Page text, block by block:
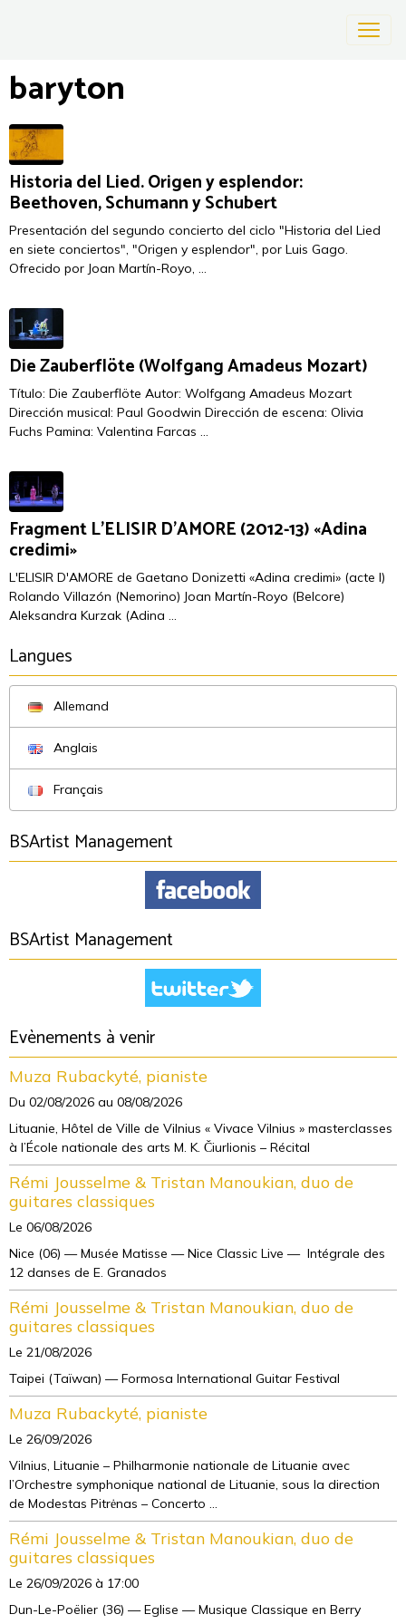
baryton
Historia del Lied. Origen y esplendor:
Beethoven, Schumann y Schubert
Presentación del segundo concierto del ciclo "Historia del Lied
en siete conciertos", "Origen y esplendor", por Luis Gago.
Ofrecido por Joan Martín-Royo, ...
Die Zauberflöte (Wolfgang Amadeus Mozart)
Título: Die Zauberflöte Autor: Wolfgang Amadeus Mozart
Dirección musical: Paul Goodwin Dirección de escena: Olivia
Fuchs Pamina: Valentina Farcas ...
Fragment L'ELISIR D'AMORE (2012-13) «Adina
credimi»
L'ELISIR D'AMORE de Gaetano Donizetti «Adina credimi» (acte I)
Rolando Villazón (Nemorino) Joan Martín-Royo (Belcore)
Aleksandra Kurzak (Adina ...
Langues
Allemand
Anglais
Français
BSArtist Management
BSArtist Management
Evènements à venir
Muza Rubackyté, pianiste
Du 02/08/2026 au 08/08/2026
Lituanie, Hôtel de Ville de Vilnius « Vivace Vilnius » masterclasses
à l’École nationale des arts M. K. Čiurlionis – Récital
Rémi Jousselme & Tristan Manoukian, duo de
guitares classiques
Le 06/08/2026
Nice (06) — Musée Matisse — Nice Classic Live — Intégrale des
12 danses de E. Granados
Rémi Jousselme & Tristan Manoukian, duo de
guitares classiques
Le 21/08/2026
Taipei (Taïwan) — Formosa International Guitar Festival
Muza Rubackyté, pianiste
Le 26/09/2026
Vilnius, Lituanie – Philharmonie nationale de Lituanie avec
l’Orchestre symphonique national de Lituanie, sous la direction
de Modestas Pitrėnas – Concerto ...
Rémi Jousselme & Tristan Manoukian, duo de
guitares classiques
Le 26/09/2026 à 17:00
Dun-Le-Poëlier (36) — Eglise — Musique Classique en Berry